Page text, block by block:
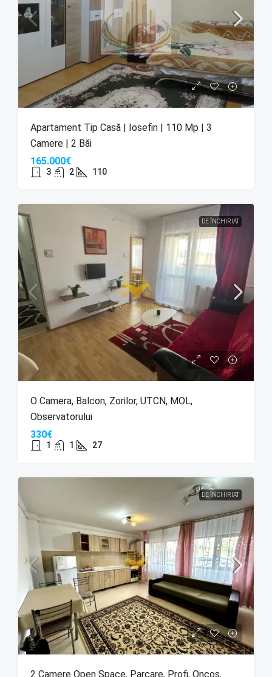
Apartament Tip Casă | Iosefin | 110 Mp | 3
Camere | 2 Băi
165.000€
3 2 110
DE ÎNCHIRIAT
O Camera, Balcon, Zorilor, UTCN, MOL,
Observatorului
330€
1 1 27
DE ÎNCHIRIAT
2 Camere Open Space, Parcare, Profi, Oncos,